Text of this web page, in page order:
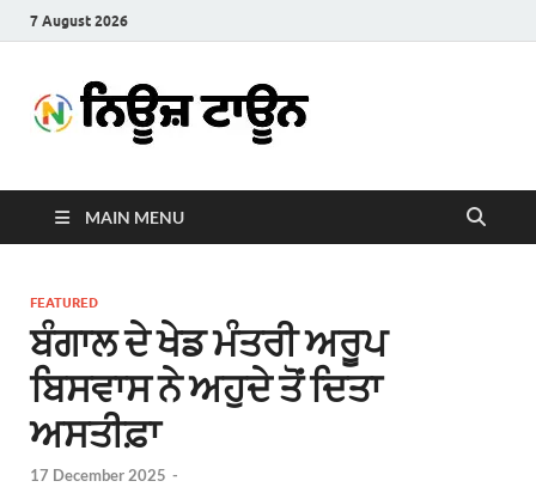
7 August 2026
Town
MAIN MENU
FEATURED
ਬੰਗਾਲ ਦੇ ਖੇਡ ਮੰਤਰੀ ਅਰੂਪ
ਬਿਸਵਾਸ ਨੇ ਅਹੁਦੇ ਤੋਂ ਦਿਤਾ
ਅਸਤੀਫ਼ਾ
17 December 2025 -